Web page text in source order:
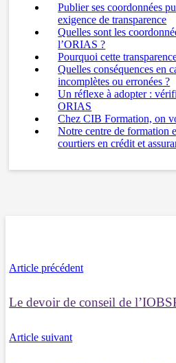
Publier ses coordonnées
exigence de transparence
Quelles sont les
l’ORIAS ?
Pourquoi cette
Quelles conséquences en
incomplètes ou erronées ?
Un réflexe à adopter :
ORIAS
Chez CIB Formation, on
Notre centre de formation
courtiers en crédit et
Article précédent
Le devoir de conseil de
Article suivant